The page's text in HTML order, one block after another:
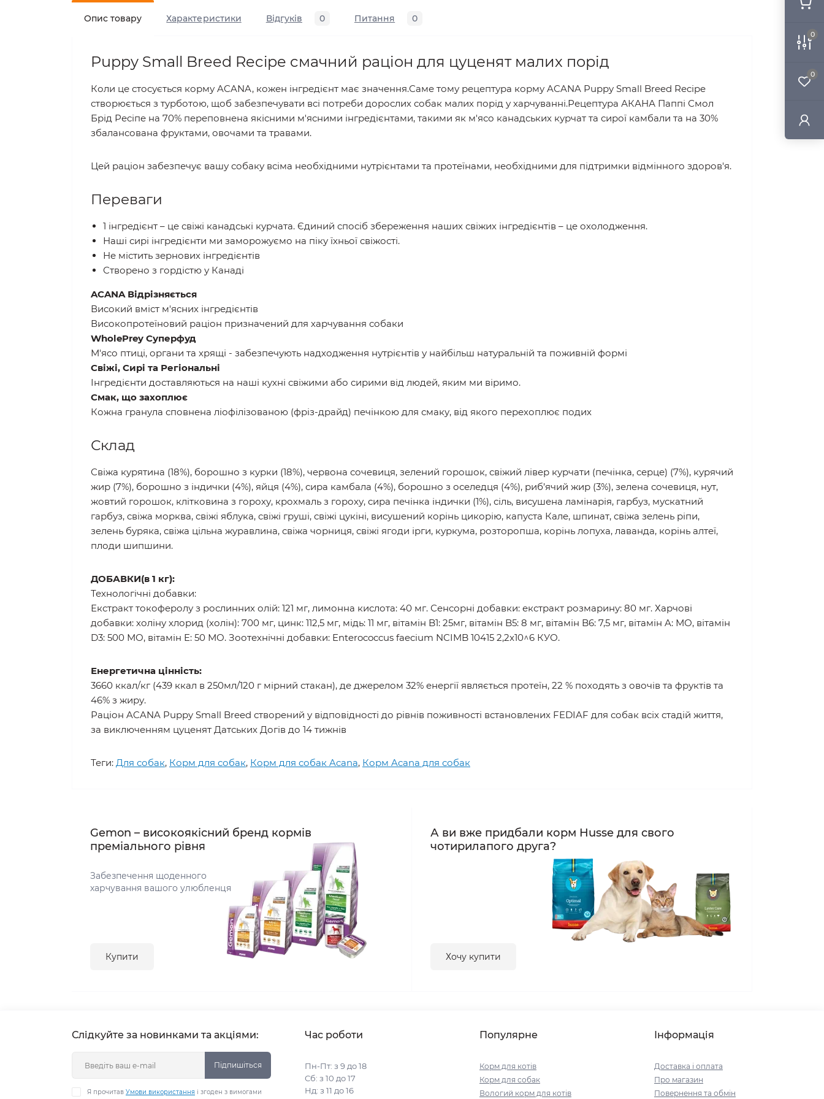
0
0
Опис товару Характеристики Відгуків 0 Питання 0
Puppy Small Breed Recipe cмачний раціон для цуценят малих порід
Коли це стосується корму ACANA, кожен інгредієнт має значення.Саме тому рецептура корму ACANA Puppy Small Breed Recipe
створюється з турботою, щоб забезпечувати всі потреби дорослих собак малих порід у харчуванні.Рецептура АКАНА Паппі Смол
Брід Ресіпе на 70% переповнена якісними м'ясними інгредієнтами, такими як м'ясо канадських курчат та сирої камбали та на 30%
збалансована фруктами, овочами та травами.
Цей раціон забезпечує вашу собаку всіма необхідними нутрієнтами та протеїнами, необхідними для підтримки відмінного здоров'я.
Переваги
1 інгредієнт – це свіжі канадські курчата. Єдиний спосіб збереження наших свіжих інгредієнтів – це охолодження.
Наші сирі інгредієнти ми заморожуємо на піку їхньої свіжості.
Не містить зернових інгредієнтів
Створено з гордістю у Канаді
ACANA Відрізняється
Високий вміст м'ясних інгредієнтів
Високопротеїновий раціон призначений для харчування собаки
WholePrey Суперфуд
М'ясо птиці, органи та хрящі - забезпечують надходження нутрієнтів у найбільш натуральній та поживній формі
Свіжі, Сирі та Регіональні
Інгредієнти доставляються на наші кухні свіжими або сирими від людей, яким ми віримо.
Смак, що захоплює
Кожна гранула сповнена ліофілізованою (фріз-драйд) печінкою для смаку, від якого перехоплює подих
Склад
Свіжа курятина (18%), борошно з курки (18%), червона сочевиця, зелений горошок, свіжий лівер курчати (печінка, серце) (7%), курячий
жир (7%), борошно з індички (4%), яйця (4%), сира камбала (4%), борошно з оселедця (4%), риб’ячий жир (3%), зелена сочевиця, нут,
жовтий горошок, клітковина з гороху, крохмаль з гороху, сира печінка індички (1%), сіль, висушена ламінарія, гарбуз, мускатний
гарбуз, свіжа морква, свіжі яблука, свіжі груші, свіжі цукіні, висушений корінь цикорію, капуста Кале, шпинат, свіжа зелень ріпи,
зелень буряка, свіжа цільна журавлина, свіжа чорниця, свіжі ягоди ірги, куркума, розторопша, корінь лопуха, лаванда, корінь алтеї,
плоди шипшини.
ДОБАВКИ(в 1 кг):
Технологічні добавки:
Екстракт токоферолу з рослинних олій: 121 мг, лимонна кислота: 40 мг. Сенсорні добавки: екстракт розмарину: 80 мг. Харчові
добавки: холіну хлорид (холін): 700 мг, цинк: 112,5 мг, мідь: 11 мг, вітамін B1: 25мг, вітамін B5: 8 мг, вітамін B6: 7,5 мг, вітамін A: МО, вітамін
D3: 500 МО, вітамін E: 50 МО. Зоотехнічні добавки: Enterococcus faecium NCIMB 10415 2,2x10^6 КУО.
Енергетична цінність:
3660 ккал/кг (439 ккал в 250мл/120 г мірний стакан), де джерелом 32% енергії являється протеїн, 22 % походять з овочів та фруктів та
46% з жиру.
Раціон ACANA Puppy Small Breed створений у відповідності до рівнів поживності встановлених FEDIAF для собак всіх стадій життя,
за виключенням цуценят Датських Догів до 14 тижнів
Теги: Для собак, Корм для собак, Корм для собак Acana, Корм Acana для собак
Gemon – високоякісний бренд кормів
преміального рівня
Забезпечення щоденного
харчування вашого улюбленця
Купити
А ви вже придбали корм Husse для свого
чотирилапого друга?
Хочу купити
Слідкуйте за новинками та акціями:
Підпишіться
Я прочитав Умови використання і згоден з вимогами
Час роботи
Пн-Пт: з 9 до 18
Сб: з 10 до 17
Нд: з 11 до 16
Популярне
Корм для котів
Корм для собак
Вологий корм для котів
Інформація
Доставка і оплата
Про магазин
Повернення та обмін